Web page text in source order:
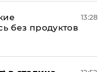
без продуктов
13:28